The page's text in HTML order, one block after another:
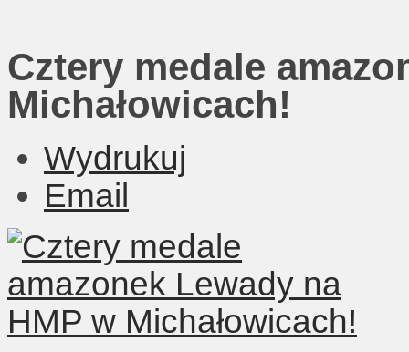
Cztery medale
Michałowicach!
Wydrukuj
Email